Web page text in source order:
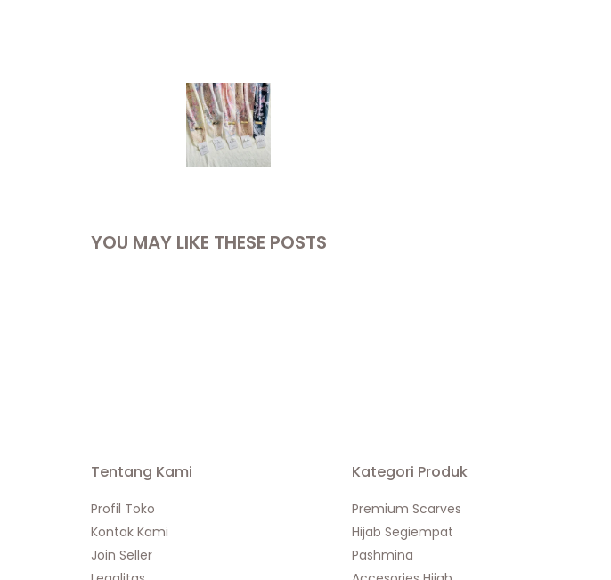
YOU MAY LIKE THESE POSTS
Tentang Kami
Profil Toko
Kontak Kami
Join Seller
Kategori Produk
Premium Scarves
Hijab Segiempat
Pashmina